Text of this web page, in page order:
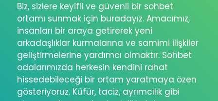
Biz, sizlere keyifli ve güvenli bir sohbet
ortamı sunmak için buradayız. Amacımız,
insanları bir araya getirerek yeni
arkadaşlıklar kurmalarına ve samimi ilişkiler
geliştirmelerine yardımcı olmaktır. Sohbet
odalarımızda herkesin kendini rahat
hissedebileceği bir ortam yaratmaya özen
gösteriyoruz. Küfür, taciz, ayrımcılık gibi